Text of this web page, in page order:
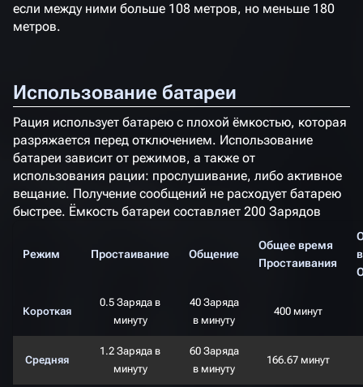
если между ними больше 108 метров, но меньше 180
метров.
Использование батареи
Рация использует батарею с плохой ёмкостью, которая
разряжается перед отключением. Использование
батареи зависит от режимов, а также от
использования рации: прослушивание, либо активное
вещание. Получение сообщений не расходует батарею
быстрее. Ёмкость батареи составляет 200 Зарядов
Режим Простаивание Общение
Общее время
Простаивания
Короткая
0.5 Заряда в
минуту
40 Заряда
в минуту
400 минут
Средняя
1.2 Заряда в
минуту
60 Заряда
в минуту
166.67 минут